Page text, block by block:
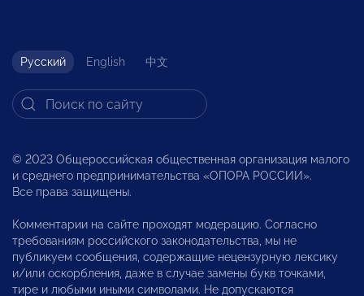
Русский English 中文
© 2023 Общероссийская общественная организация малого
и среднего предпринимательства «ОПОРА РОССИИ».
Все права защищены.
Комментарии на сайте проходят модерацию. Согласно
требованиям российского законодательства, мы не
публикуем сообщения, содержащие нецензурную лексику
и/или оскорбления, даже в случае замены букв точками,
тире и любыми иными символами. Не допускаются